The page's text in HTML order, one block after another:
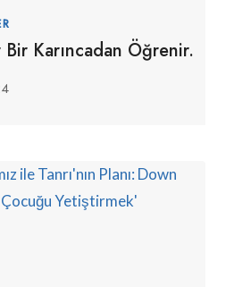
Karıncadan Öğrenir.